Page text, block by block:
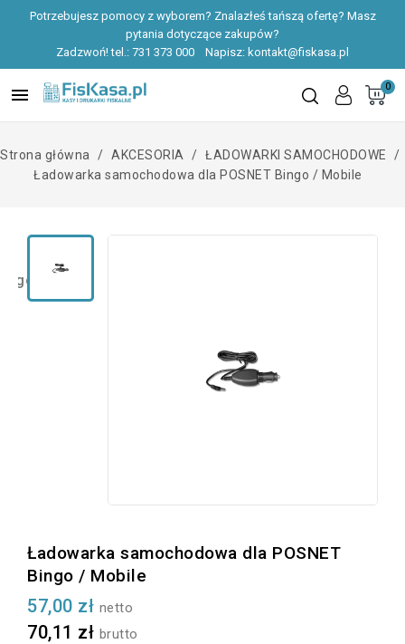
Potrzebujesz pomocy z wyborem? Znalazłeś tańszą ofertę? Masz
pytania dotyczące zakupów?
Zadzwoń! tel.: 731 373 000 Napisz: kontakt@fiskasa.pl
0

Strona główna AKCESORIA
ŁADOWARKI SAMOCHODOWE
Ładowarka samochodowa dla POSNET Bingo / Mobile
Ładowarka samochodowa dla POSNET
Bingo / Mobile
57,00 zł netto
70,11 zł brutto
produktu